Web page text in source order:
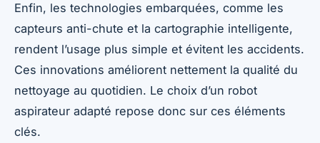
Enfin, les technologies embarquées, comme les
capteurs anti-chute et la cartographie intelligente,
rendent l’usage plus simple et évitent les accidents.
Ces innovations améliorent nettement la qualité du
nettoyage au quotidien. Le choix d’un robot
aspirateur adapté repose donc sur ces éléments
clés.